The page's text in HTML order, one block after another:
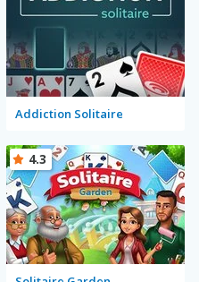
Addiction Solitaire
4.3